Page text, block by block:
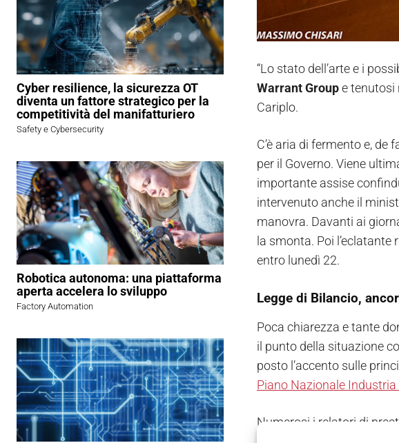
Cyber resilience, la sicurezza OT
diventa un fattore strategico per la
competitività del manifatturiero
Safety e Cybersecurity
Robotica autonoma: una piattaforma
aperta accelera lo sviluppo
Factory Automation
“Lo stato dell’arte e i
Warrant Groupe tenutosi
Cariplo.
C’è aria di fermento e, de
per il Governo. Viene
importante assise
intervenuto anche il
manovra. Davanti ai
la smonta. Poi
entro lunedì 22.
Legge di Bilancio,
Poca chiarezza e tante
il punto della situazione
posto l’accento sulle
Piano Nazionale
Numerosi i relatori di